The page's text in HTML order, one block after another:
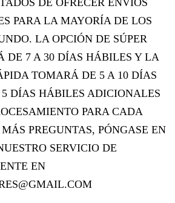
DE OFRECER ENVÍOS
PARA LA MAYORÍA DE LOS
LA OPCIÓN DE SÚPER
DE 7 A 30 DÍAS HÁBILES Y LA
TOMARÁ DE 5 A 10 DÍAS
DÍAS HÁBILES ADICIONALES
PARA CADA
PREGUNTAS, PÓNGASE EN
SERVICIO DE
EN